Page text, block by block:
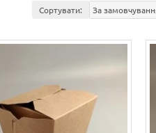
Сортувати: